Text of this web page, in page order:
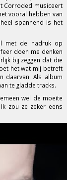
Corroded musiceert
vooral hebben van
spannend is het
met de nadruk op
doen me denken
bij zeggen dat die
het wat mij betreft
daarvan. Als album
te gladde tracks.
wel de moeite
zou ze zeker eens